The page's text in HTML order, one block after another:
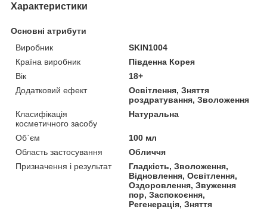
Характеристики
Основні атрибути
Виробник
SKIN1004
Країна виробник
Південна Корея
Вік
18+
Додатковий ефект
Освітлення, Зняття
роздратування, Зволоження
Класифікація
косметичного засобу
Натуральна
Об`єм
100 мл
Область застосування
Обличчя
Призначення і результат
Гладкість, Зволоження,
Відновлення, Освітлення,
Оздоровлення, Звуження
пор, Заспокоєння,
Регенерація, Зняття